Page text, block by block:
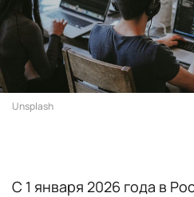
Unsplash
С 1 января 2026 года в